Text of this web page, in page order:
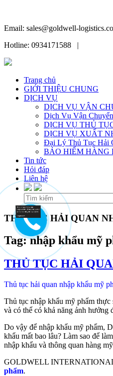
Email: sales@goldwell-
Hotline: 0934171588 |
Trang chủ
GIỚI THIỆU CHUNG
DỊCH VỤ
DỊCH VỤ VẬN
Dịch Vụ Vận
DỊCH VỤ THỦ
DỊCH VỤ XUẤT
Đại Lý Thủ Tục Hải
BẢO HIỂM HÀNG
Tin tức
Hỏi đáp
Liên hệ
Skip
to
content
THỦ TỤC HẢI QUAN
Tag:nhập khẩu mỹ
THỦ TỤC HẢI
Thủ tục hải quan nhập khẩu mỹ
Thủ tục nhập khẩu mỹ phẩm
và có thể có khả năng ảnh hưởng
Do vậy để nhập khẩu mỹ phẩm,
khẩu mất bao lâu? Làm sao để
nhập khẩu và thông quan hàng
GOLDWELL INTERNATIONAL
phẩm.